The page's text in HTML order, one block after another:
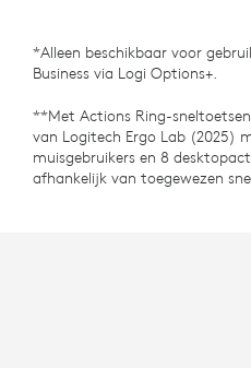
*Alleen beschikbaar voor
Business via Logi Options+.
**Met Actions Ring-
van Logitech Ergo Lab (2025)
muisgebruikers en 8
afhankelijk van toegewezen